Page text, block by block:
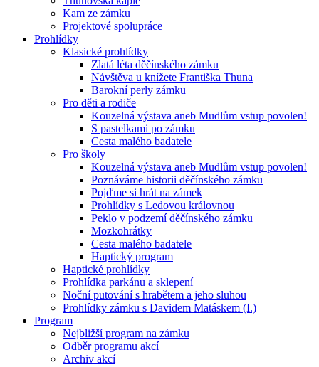
Kam ze zámku
Projektové spolupráce
Prohlídky
Klasické prohlídky
Zlatá léta děčínského zámku
Návštěva u knížete Františka Thuna
Barokní perly zámku
Pro děti a rodiče
Kouzelná výstava aneb Mudlům vstup povolen!
S pastelkami po zámku
Cesta malého badatele
Pro školy
Kouzelná výstava aneb Mudlům vstup povolen!
Poznáváme historii děčínského zámku
Pojďme si hrát na zámek
Prohlídky s Ledovou královnou
Peklo v podzemí děčínského zámku
Mozkohrátky
Cesta malého badatele
Haptický program
Haptické prohlídky
Prohlídka parkánu a sklepení
Noční putování s hrabětem a jeho sluhou
Prohlídky zámku s Davidem Matáskem (I.)
Program
Nejbližší program na zámku
Odběr programu akcí
Archiv akcí